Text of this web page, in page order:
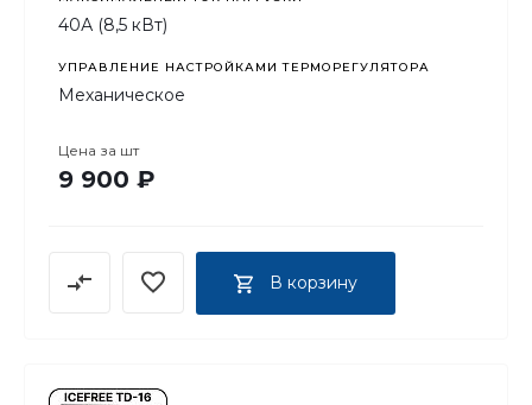
40А (8,5 кВт)
УПРАВЛЕНИЕ НАСТРОЙКАМИ ТЕРМОРЕГУЛЯТОРА
Механическое
Цена за шт
9 900 ₽
В корзину